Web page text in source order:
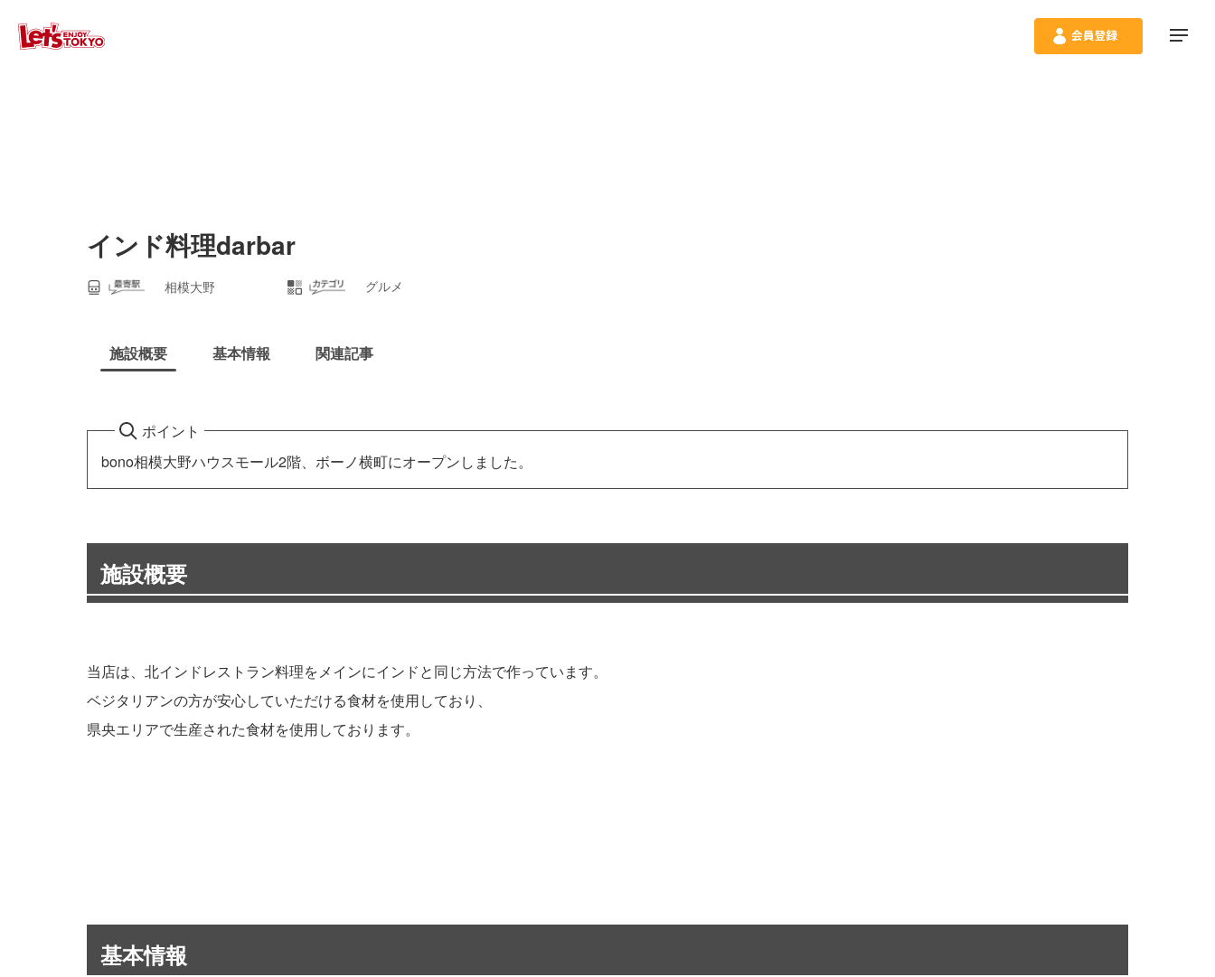
インド料理darbar
相模大野 グルメ
施設概要 基本情報 関連記事
ポイント
bono相模大野ハウスモール2階、ボーノ横町にオープンしました。
施設概要
当店は、北インドレストラン料理をメインにインドと同じ方法で作っています。
ベジタリアンの方が安心していただける食材を使用しており、
県央エリアで生産された食材を使用しております。
基本情報